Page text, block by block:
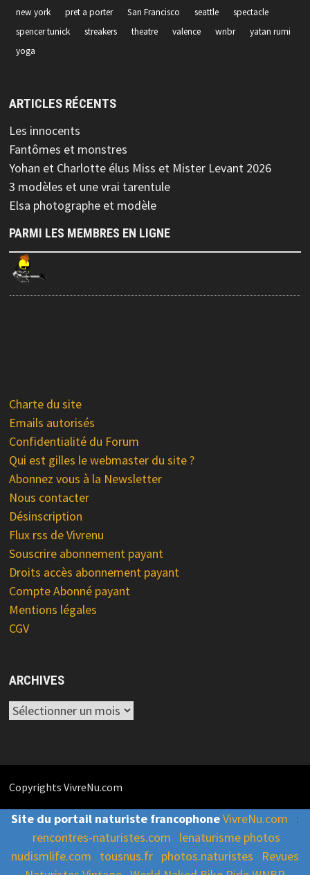
new york
pret a porter San Francisco seattle
spectacle
spencer tunick
streakers theatre valence wnbr
yatan rumi
yoga
ARTICLES RÉCENTS
Les innocents
Fantômes et monstres
Yohan et Charlotte élus Miss et Mister Levant 2026
3 modèles et une vrai tarentule
Elsa photographe et modèle
PARMI LES MEMBRES EN LIGNE
Charte du site
Emails autorisés
Confidentialité du Forum
Qui est gilles le webmaster du site ?
Abonnez vous à la Newsletter
Nous contacter
Désinscription
Flux rss de Vivrenu
Souscrire abonnement payant
Droits accès abonnement payant
Compte Abonné payant
Mentions légales
CGV
ARCHIVES
Archives
Copyrights VivreNu.com
Site du portail naturiste francophoneVivreNu.com :
rencontres-naturistes.com
lenaturisme photos
nudismlife.com
tousnus.fr photos.naturistes
Revues